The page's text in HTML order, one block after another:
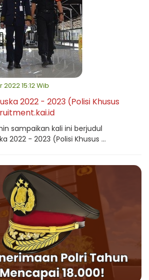
15:12 Wib
2022 - 2023 (Polisi Khusus
sampaikan kali ini berjudul
2022 - 2023 (Polisi Khusus ...